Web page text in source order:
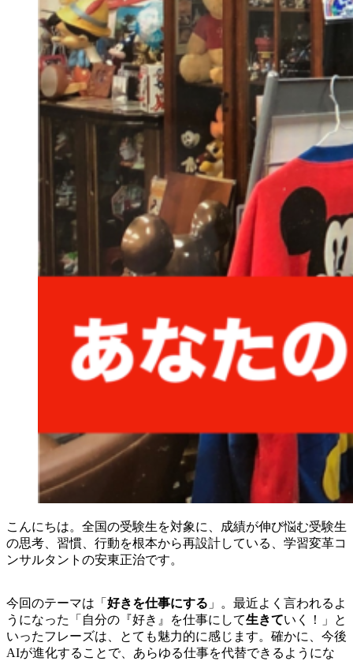
こんにちは。全国の受験生を対象に、成績が伸び悩む受験生
の思考、習慣、行動を根本から再設計している、学習変革コ
ンサルタントの安東正治です。
今回のテーマは「 好きを仕事にする 」。最近よく言われるよ
うになった「自分の『好き』を仕事にして生きていく！」と
いったフレーズは、とても魅力的に感じます。確かに、今後
AIが進化することで、あらゆる仕事を代替できるようにな